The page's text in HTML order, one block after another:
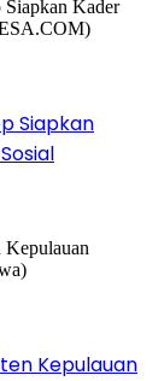
Siapkan
Kepulauan